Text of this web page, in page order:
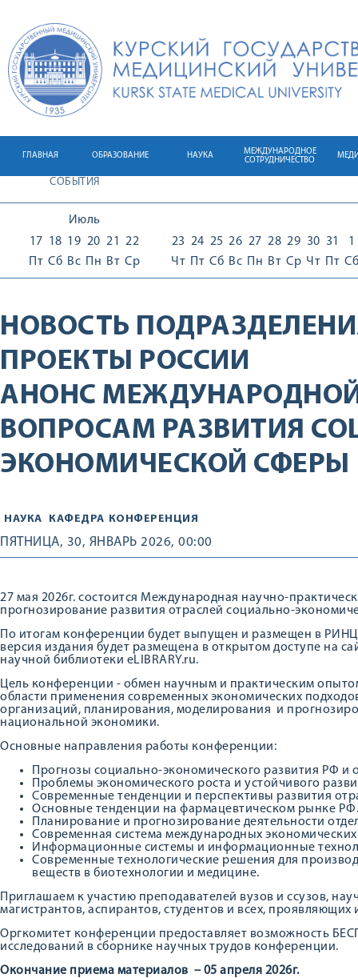
ГЛАВНАЯ ОБРАЗОВАНИЕ НАУКА
МЕЖДУНАРОДНОЕ
СОТРУДНИЧЕСТВО
СОБЫТИЯ
Июль
17
Пт
18
Сб
19
Вс
20
Пн
21
Вт
22
Ср
23
Чт
24
Пт
25
Сб
26
Вс
27
Пн
28
Вт
29
Ср
30
Чт
31
Пт
1
Сб
НОВОСТЬ
ПРОЕКТЫ РОССИИ
АНОНС
ВОПРОСАМ РАЗВИТИЯ
ЭКОНОМИЧЕСКОЙ СФЕРЫ
НАУКА КАФЕДРА КОНФЕРЕНЦИЯ
ПЯТНИЦА, 30, ЯНВАРЬ 2026, 00:00
27 мая 2026г. состоится Международная научно-
прогнозирование развития отраслей социально-
По итогам конференции будет выпущен и размещен в
версия издания будет размещена в открытом доступе на
научной библиотеки eLIBRARY.ru.
Цель конференции - обмен научным и практическим
области применения современных экономических
организаций, планирования, моделирования и
национальной экономики.
Основные направления работы конференции:
Прогнозы социально-экономического развития РФ и
Проблемы экономического роста и устойчивого
Современные тенденции и перспективы развития
Основные тенденции на фармацевтическом рынке РФ.
Планирование и прогнозирование деятельности
Современная система международных
Информационные системы и информационные
Современные технологические решения для
веществ в биотехнологии и медицине.
Приглашаем к участию преподавателей вузов и ссузов,
магистрантов, аспирантов, студентов и всех,
Оргкомитет конференции предоставляет возможность
исследований в сборнике научных трудов конференции.
Окончание приема материалов – 05 апреля 2026г.